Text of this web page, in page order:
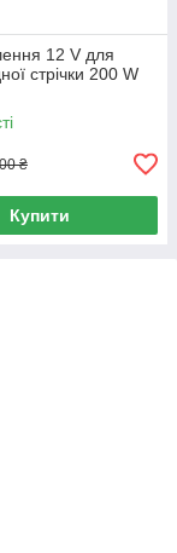
12 V для
стрічки 200 W
₴
Купити